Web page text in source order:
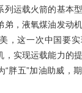
列运载火箭的基本
弟，液氧煤油发动
，这一次中国要
，实现运载能力的
“胖五”加油助威，